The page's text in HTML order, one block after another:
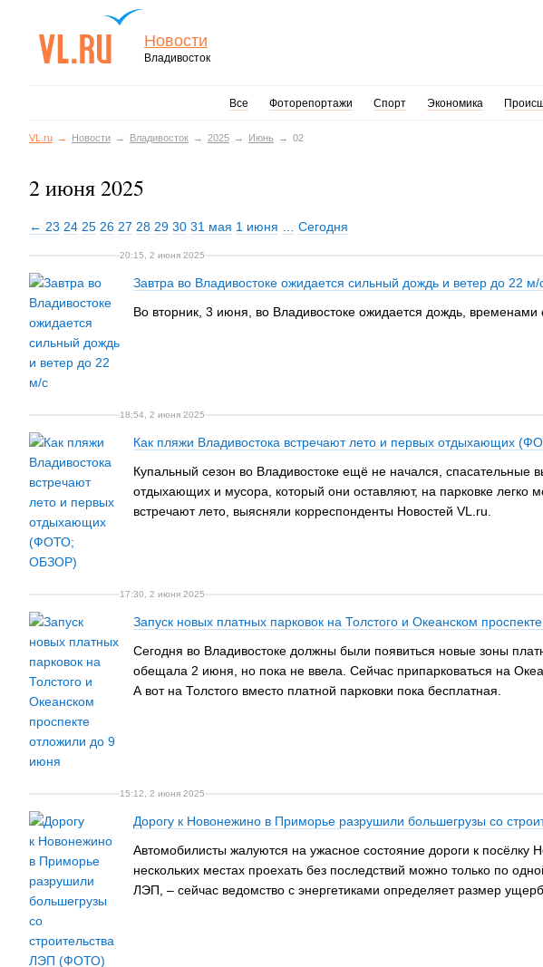
Новости
Владивосток
Все Фоторепортажи Спорт Экономика
VL.ru Новости Владивосток 2025 Июнь 02
2 июня 2025
← 23 24 25 26 27 28 29 30 31 мая 1 июня Сегодня
20:15, 2 июня 2025
Завтра во Владивостоке ожидается сильный дождь и ветер до 22 м/
Во вторник, 3 июня, во Владивостоке ожидается дождь,
18:54, 2 июня 2025
Как пляжи Владивостока встречают лето и первых отдыхающих
Купальный сезон во Владивостоке ещё не начался, спасательные
отдыхающих и мусора, который они оставляют, на парковке легко
встречают лето, выясняли корреспонденты Новостей VL.ru.
17:30, 2 июня 2025
Запуск новых платных парковок на Толстого и Океанском
Сегодня во Владивостоке должны были появиться новые зоны
обещала 2 июня, но пока не ввела. Сейчас припарковаться на
А вот на Толстого вместо платной парковки пока бесплатная.
15:12, 2 июня 2025
Дорогу к Новонежино в Приморье разрушили большегрузы со
Автомобилисты жалуются на ужасное состояние дороги к
нескольких местах проехать без последствий можно только по
ЛЭП, – сейчас ведомство с энергетиками определяет размер